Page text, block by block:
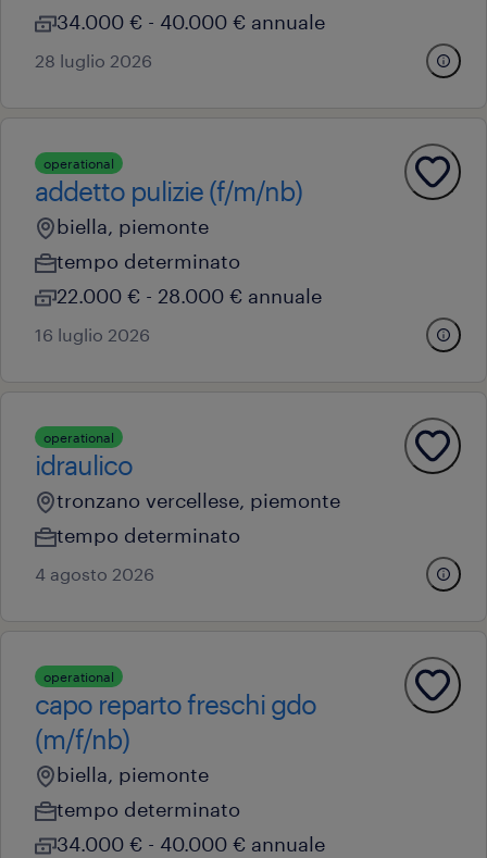
34.000 € - 40.000 € annuale
28 luglio 2026
operational
addetto pulizie (f/m/nb)
biella, piemonte
tempo determinato
22.000 € - 28.000 € annuale
16 luglio 2026
operational
idraulico
tronzano vercellese, piemonte
tempo determinato
4 agosto 2026
operational
capo reparto freschi gdo
(m/f/nb)
biella, piemonte
tempo determinato
34.000 € - 40.000 € annuale